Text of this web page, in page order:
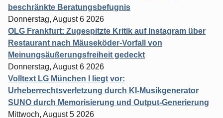
beschränkte Beratungsbefugnis
Donnerstag, August 6 2026
OLG Frankfurt: Zugespitzte Kritik auf Instagram über
Restaurant nach Mäuseköder-Vorfall von
Meinungsäußerungsfreiheit gedeckt
Donnerstag, August 6 2026
Volltext LG München I liegt vor:
Urheberrechtsverletzung durch KI-Musikgenerator
SUNO durch Memorisierung und Output-Generierung
Mittwoch, August 5 2026